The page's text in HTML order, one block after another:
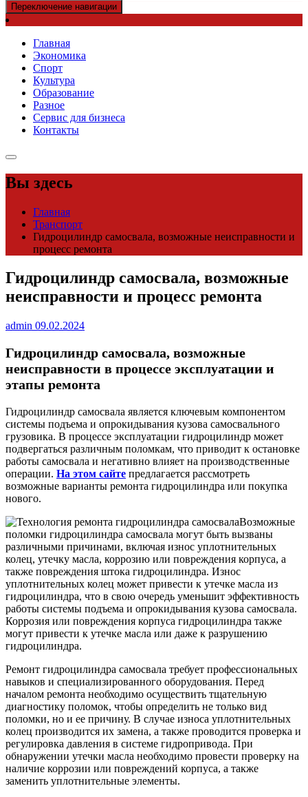
Переключение навигации
Главная
Экономика
Спорт
Культура
Образование
Разное
Сервис для бизнеса
Контакты
Вы здесь
Главная
Транспорт
Гидроцилиндр самосвала, возможные неисправности и
процесс ремонта
Гидроцилиндр самосвала, возможные
неисправности и процесс ремонта
admin 09.02.2024
Гидроцилиндр самосвала, возможные
неисправности в процессе эксплуатации и
этапы ремонта
Гидроцилиндр самосвала является ключевым компонентом
системы подъема и опрокидывания кузова самосвального
грузовика. В процессе эксплуатации гидроцилиндр может
подвергаться различным поломкам, что приводит к остановке
работы самосвала и негативно влияет на производственные
операции. На этом сайте предлагается рассмотреть
возможные варианты ремонта гидроцилиндра или покупка
нового.
Возможные
поломки гидроцилиндра самосвала могут быть вызваны
различными причинами, включая износ уплотнительных
колец, утечку масла, коррозию или повреждения корпуса, а
также повреждения штока гидроцилиндра. Износ
уплотнительных колец может привести к утечке масла из
гидроцилиндра, что в свою очередь уменьшит эффективность
работы системы подъема и опрокидывания кузова самосвала.
Коррозия или повреждения корпуса гидроцилиндра также
могут привести к утечке масла или даже к разрушению
гидроцилиндра.
Ремонт гидроцилиндра самосвала требует профессиональных
навыков и специализированного оборудования. Перед
началом ремонта необходимо осуществить тщательную
диагностику поломок, чтобы определить не только вид
поломки, но и ее причину. В случае износа уплотнительных
колец производится их замена, а также проводится проверка и
регулировка давления в системе гидропривода. При
обнаружении утечки масла необходимо провести проверку на
наличие коррозии или повреждений корпуса, а также
заменить уплотнительные элементы.